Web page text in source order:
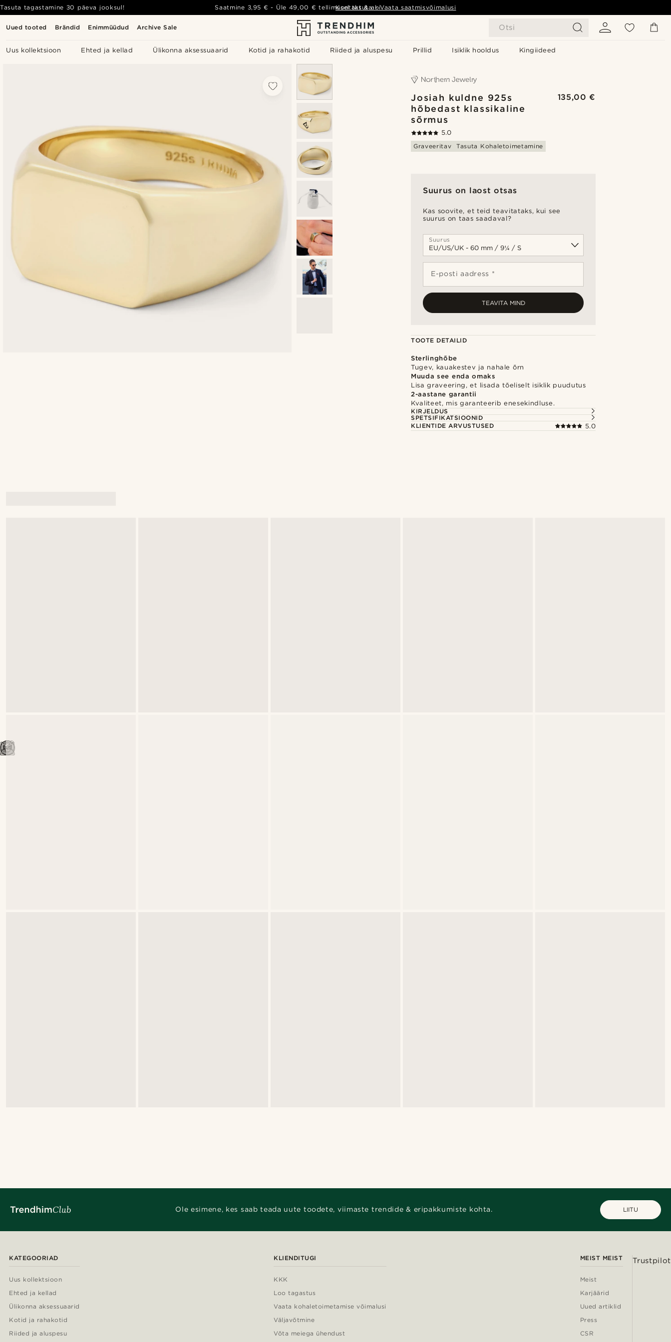
Uued tooted Brändid Enimmüüdud Archive Sale Otsi
Uus kollektsioon Ehted ja kellad Ülikonna aksessuaarid Kotid ja rahakotid Riided ja aluspesu Prillid Isiklik hooldus Kingiideed
Tasuta tagastamine 30 päeva jooksul! Saatmine 3,95 € - Üle 49,00 € tellimusel tasuta- Vaata saatmisvõimalusi
Kontakt & abi
Josiah kuldne 925s
hõbedast klassikaline
sõrmus
135,00 €
5.0
Graveeritav
Tasuta Kohaletoimetamine
Suurus on laost otsas
Kas soovite, et teid teavitataks, kui see
suurus on taas saadaval?
Suurus
E-posti aadress *
TEAVITA MIND
TOOTE DETAILID
Sterlinghõbe
Tugev, kauakestev ja nahale õrn
Muuda see enda omaks
Lisa graveering, et lisada tõeliselt isiklik puudutus
2-aastane garantii
Kvaliteet, mis garanteerib enesekindluse.
KIRJELDUS
SPETSIFIKATSIOONID
KLIENTIDE ARVUSTUSED
5.0
Ole esimene, kes saab teada uute toodete, viimaste trendide & eripakkumiste kohta. LIITU
KATEGOORIAD
Uus kollektsioon
Ehted ja kellad
Ülikonna aksessuaarid
Kotid ja rahakotid
Riided ja aluspesu
KLIENDITUGI
KKK
Loo tagastus
Vaata kohaletoimetamise võimalusi
Väljavõtmine
Võta meiega ühendust
MEIST MEIST
Meist
Karjäärid
Uued artiklid
Press
CSR
Trustpilot